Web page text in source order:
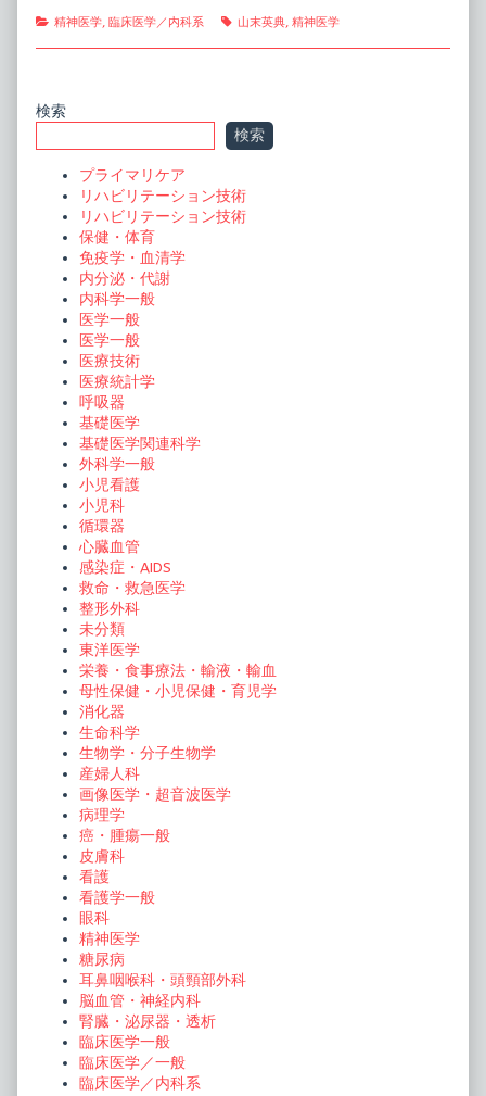
Categories
精神医学, 臨床医学／内科系 Tags
山末英典, 精神医学
Primary
Sidebar
検索
検索
プライマリケア
リハビリテーション技術
リハビリテーション技術
保健・体育
免疫学・血清学
内分泌・代謝
内科学一般
医学一般
医学一般
医療技術
医療統計学
呼吸器
基礎医学
基礎医学関連科学
外科学一般
小児看護
小児科
循環器
心臓血管
感染症・AIDS
救命・救急医学
整形外科
未分類
東洋医学
栄養・食事療法・輸液・輸血
母性保健・小児保健・育児学
消化器
生命科学
生物学・分子生物学
産婦人科
画像医学・超音波医学
病理学
癌・腫瘍一般
皮膚科
看護
看護学一般
眼科
精神医学
糖尿病
耳鼻咽喉科・頭頸部外科
脳血管・神経内科
腎臓・泌尿器・透析
臨床医学一般
臨床医学／一般
臨床医学／内科系